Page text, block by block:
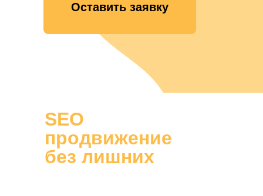
Оставить заявку
SEO
продвижение
без лишних